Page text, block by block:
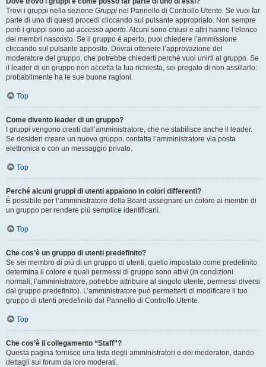
Trovi i gruppi nella sezione Gruppi nel Pannello di Controllo Utente. Se vuoi far
parte di uno di questi procedi cliccando sul pulsante appropriato. Non sempre
però i gruppi sono ad accesso aperto. Alcuni sono chiusi e altri hanno l’elenco
dei membri nascosto. Se il gruppo è aperto, puoi chiedere l’ammissione
cliccando sul pulsante apposito. Dovrai ottenere l’approvazione del
moderatore del gruppo, che potrebbe chiederti perché vuoi unirti al gruppo. Se
il leader di un gruppo non accetta la tua richiesta, sei pregato di non assillarlo:
probabilmente ha le sue buone ragioni.
Top
Come divento leader di un gruppo?
I gruppi vengono creati dall’amministratore, che ne stabilisce anche il leader.
Se desideri creare un nuovo gruppo, contatta l’amministratore via posta
elettronica o con un messaggio privato.
Top
Perché alcuni gruppi di utenti appaiono in colori differenti?
È possibile per l’amministratore della Board assegnare un colore ai membri di
un gruppo per rendere più semplice identificarli.
Top
Che cos’è un gruppo di utenti predefinito?
Se sei membro di più di un gruppo di utenti, quello impostato come predefinito
determina il colore e quali permessi di gruppo sono attivi (in condizioni
normali; l’amministratore, potrebbe attribuire al singolo utente, permessi diversi
dal gruppo predefinito). L’amministratore può permetterti di modificare il tuo
gruppo di utenti predefinito dal Pannello di Controllo Utente.
Top
Che cos’è il collegamento “Staff”?
Questa pagina fornisce una lista degli amministratori e dei moderatori, dando
dettagli sui forum da loro moderati.